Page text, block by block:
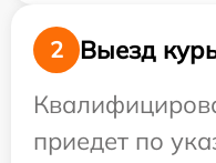
2
Выезд
приедет по